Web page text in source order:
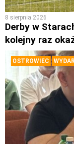
8 sierpnia 2026
Derby w
kolejny raz
OSTROWIEC